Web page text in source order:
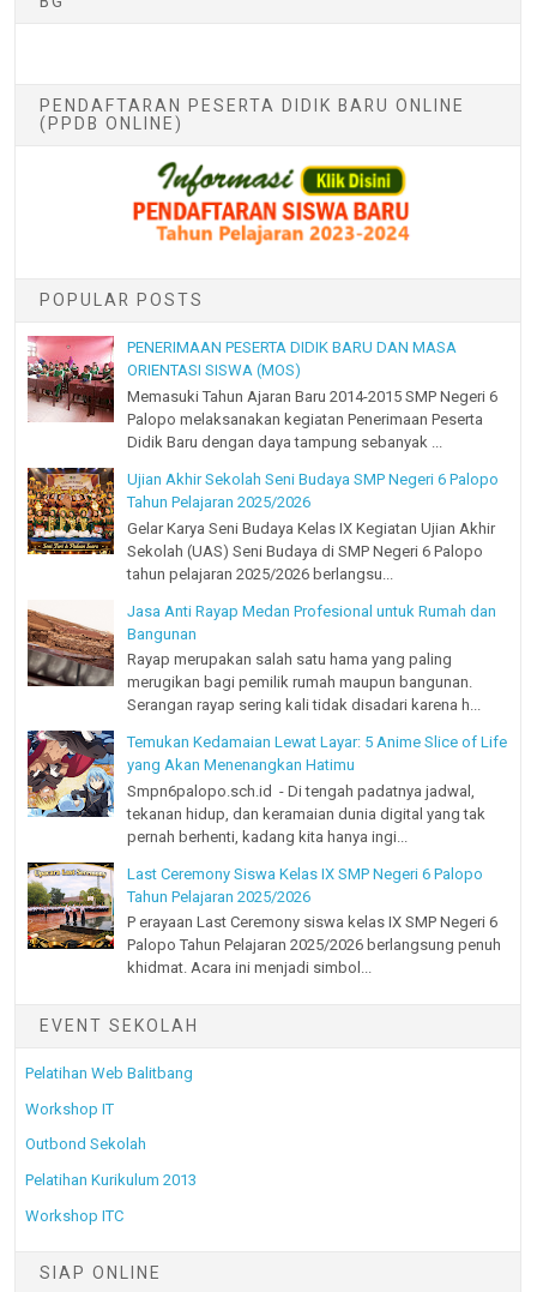
PENDAFTARAN PESERTA DIDIK BARU ONLINE
(PPDB ONLINE)
POPULAR POSTS
PENERIMAAN PESERTA DIDIK BARU DAN MASA
ORIENTASI SISWA (MOS)
Memasuki Tahun Ajaran Baru 2014-2015 SMP Negeri 6
Palopo melaksanakan kegiatan Penerimaan Peserta
Didik Baru dengan daya tampung sebanyak ...
Ujian Akhir Sekolah Seni Budaya SMP Negeri 6 Palopo
Tahun Pelajaran 2025/2026
Gelar Karya Seni Budaya Kelas IX Kegiatan Ujian Akhir
Sekolah (UAS) Seni Budaya di SMP Negeri 6 Palopo
tahun pelajaran 2025/2026 berlangsu...
Jasa Anti Rayap Medan Profesional untuk Rumah dan
Bangunan
Rayap merupakan salah satu hama yang paling
merugikan bagi pemilik rumah maupun bangunan.
Serangan rayap sering kali tidak disadari karena h...
Temukan Kedamaian Lewat Layar: 5 Anime Slice of Life
yang Akan Menenangkan Hatimu
Smpn6palopo.sch.id - Di tengah padatnya jadwal,
tekanan hidup, dan keramaian dunia digital yang tak
pernah berhenti, kadang kita hanya ingi...
Last Ceremony Siswa Kelas IX SMP Negeri 6 Palopo
Tahun Pelajaran 2025/2026
P erayaan Last Ceremony siswa kelas IX SMP Negeri 6
Palopo Tahun Pelajaran 2025/2026 berlangsung penuh
khidmat. Acara ini menjadi simbol...
EVENT SEKOLAH
Pelatihan Web Balitbang
Workshop IT
Outbond Sekolah
Pelatihan Kurikulum 2013
Workshop ITC
SIAP ONLINE